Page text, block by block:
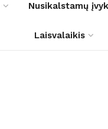
Nusikalstamų
Laisvalaikis